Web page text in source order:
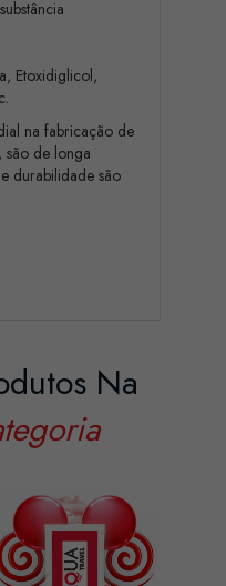
Etoxidiglicol,
na fabricação de
são de longa
durabilidade são
Na